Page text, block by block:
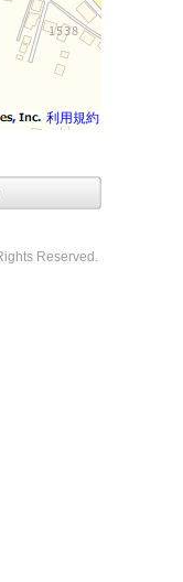
利用規約
Reserved.